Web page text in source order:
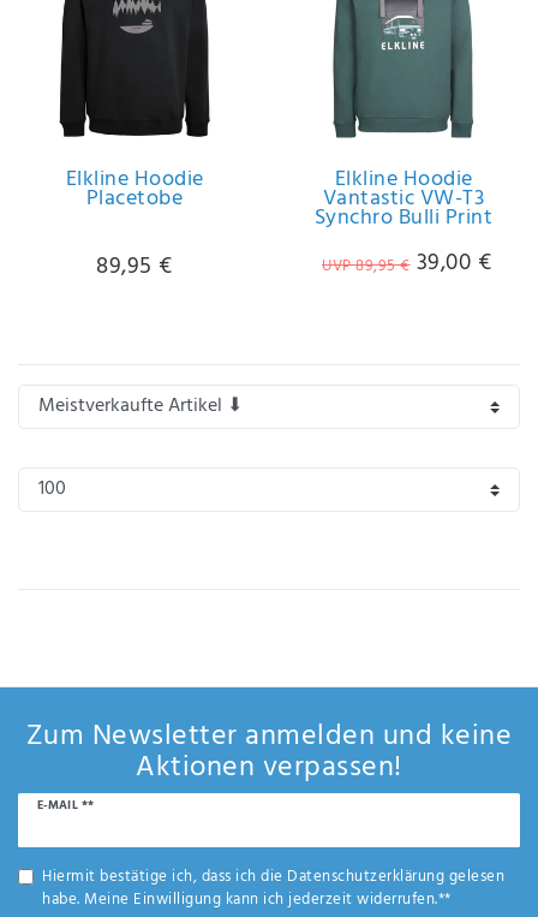
Anf
rag
sen
de
Elkline Hoodie
Placetobe
89,95 €
Elkline Hoodie
Vantastic VW-T3
Synchro Bulli Print
UVP 89,95 € 39,00 €
Zum Newsletter anmelden und keine
Aktionen verpassen!
E-MAIL **
Newsletter
Hiermit bestätige ich, dass ich die Daten­schutz­erklärunggelesen
habe. Meine Einwilligung kann ich jederzeit widerrufen.**